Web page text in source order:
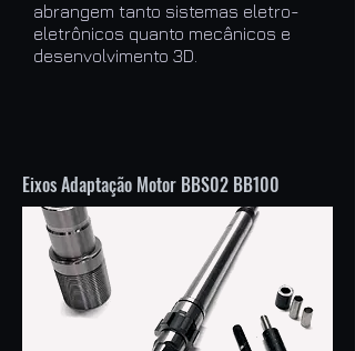
abrangem tanto sistemas eletro-
eletrônicos quanto mecânicos e
desenvolvimento 3D.
Eixos Adaptação Motor BBS02 BB100